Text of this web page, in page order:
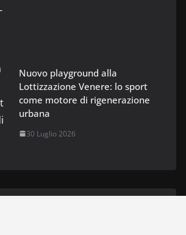
Nuovo playground alla
Lottizzazione Venere: lo sport
come motore di rigenerazione
urbana
30 Luglio 2026